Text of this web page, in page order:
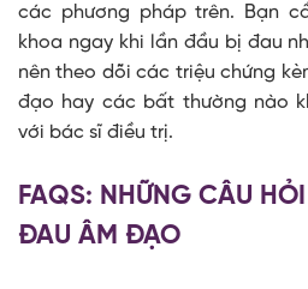
các phương pháp trên. Bạn
khoa ngay khi lần đầu bị đau
nên theo dõi các triệu chứng
đạo hay các bất thường nào
với bác sĩ điều trị.
FAQS: NHỮNG CÂU
ĐAU ÂM ĐẠO